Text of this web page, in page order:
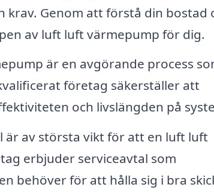
krav. Genom att förstå din bostad
av luft luft värmepump för dig.
är en avgörande process
företag säkerställer att
och livslängden på
är av största vikt för att en luft luft
erbjuder serviceavtal som
behöver för att hålla sig i bra